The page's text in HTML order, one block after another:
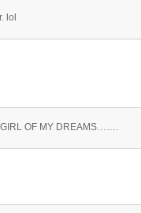
lol
GIRL OF MY DREAMS…….